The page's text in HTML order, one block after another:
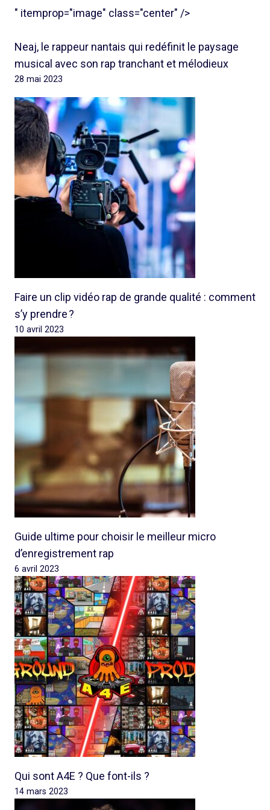
" itemprop="image" class="center" />
Neaj, le rappeur nantais qui redéfinit le paysage
musical avec son rap tranchant et mélodieux
28 mai 2023
Faire un clip vidéo rap de grande qualité : comment
s’y prendre ?
10 avril 2023
Guide ultime pour choisir le meilleur micro
d’enregistrement rap
6 avril 2023
Qui sont A4E ? Que font-ils ?
14 mars 2023